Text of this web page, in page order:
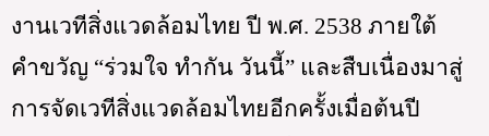
งานเวทีสิ่งแวดล้อมไทย ปี พ.ศ. 2538 ภายใต้
คำขวัญ “ร่วมใจ ทำกัน วันนี้” และสืบเนื่องมาสู่
การจัดเวทีสิ่งแวดล้อมไทยอีกครั้งเมื่อต้นปี